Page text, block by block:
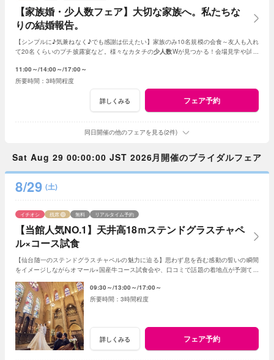
【家族婚・少人数フェア】大切な家族へ。私たちな
りの結婚報告。
【シンプルに♪気兼ねなく♪でも感謝は伝えたい】家族のみ10名規模の会食～友人も入れ
て20名くらいのプチ披露宴など。様々なカタチの少人数Wが見つかる！会場見学や試食
11:00～ 14:00～ 17:00～
3時間程度
詳しくみる フェア予約
同日開催の他のフェアを見る(2件)
Sat Aug 29 00:00:00 JST 2026月開催のブライダルフェア
8/29 (土)
【当館人気NO.1】天井高18ｍステンドグラスチャペ
ル×コース試食
イチオシ 残席 無料 リアルタイム予約
【仙台随一のステンドグラスチャペルの魅力に迫る】思わず息を呑む感動の誓いの瞬間
をイメージしながらオマール×国産牛コース試食会や、口コミで話題の着地点が予測でき
09:30～ 13:00～ 17:00～
3時間程度
詳しくみる フェア予約